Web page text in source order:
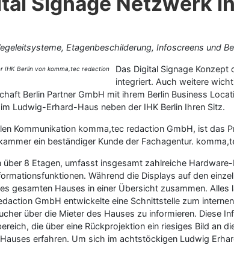
Etagenbeschilderung, Infoscreens und
Das Digital Signage
integriert. Auch weitere
Berlin Partner GmbH mit ihrem Berlin Business
Ludwig-Erhard-Haus neben der IHK Berlin Ihren Sitz.
Kommunikation komma,tec redaction GmbH, ist
ein beständiger Kunde der Fachagentur.
8 Etagen, umfasst insgesamt zahlreiche
Während die Displays auf den
gesamten Hauses in einer Übersicht zusammen.
GmbH entwickelte eine Schnittstelle zum
über die Mieter des Hauses zu informieren.
die über eine Rückprojektion ein riesiges Bild an
erfahren. Um sich im achtstöckigen Ludwig